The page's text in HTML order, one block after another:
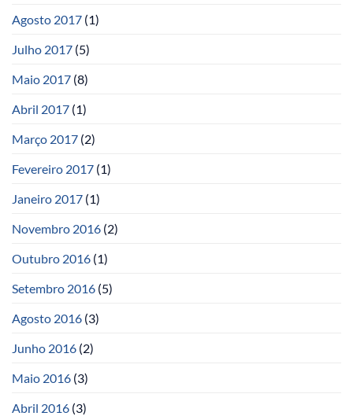
Agosto 2017 (1)
Julho 2017 (5)
Maio 2017 (8)
Abril 2017 (1)
Março 2017 (2)
Fevereiro 2017 (1)
Janeiro 2017 (1)
Novembro 2016 (2)
Outubro 2016 (1)
Setembro 2016 (5)
Agosto 2016 (3)
Junho 2016 (2)
Maio 2016 (3)
Abril 2016 (3)